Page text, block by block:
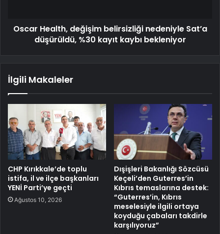
Oscar Health, değişim belirsizliği nedeniyle Sat’a
düşürüldü, %30 kayıt kaybı bekleniyor
İlgili Makaleler
CHP Kırıkkale’de toplu
istifa, il ve ilçe başkanları
YENİ Parti’ye geçti
Ağustos 10, 2026
Dışişleri Bakanlığı Sözcüsü
Keçeli’den Guterres’in
Kıbrıs temaslarına destek:
“Guterres’in, Kıbrıs
meselesiyle ilgili ortaya
koyduğu çabaları takdirle
karşılıyoruz”